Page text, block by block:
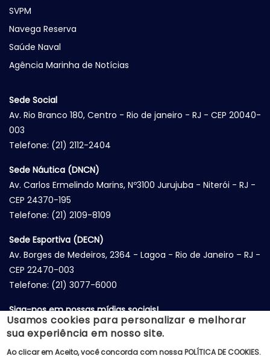
SVPM
Navega Reserva
Saúde Naval
Agência Marinha de Notícias
Sede Social
Av. Rio Branco 180, Centro - Rio de janeiro - RJ - CEP 20040-
003
Telefone: (21) 2112-2404
Sede Náutica (DNCN)
Av. Carlos Ermelindo Marins, Nº3100 Jurujuba - Niterói - RJ -
CEP 24370-195
Telefone: (21) 2109-8109
Sede Esportiva (DECN)
Av. Borges de Medeiros, 2364 - Lagoa - Rio de Janeiro – RJ -
CEP 22470-003
Telefone: (21) 3077-6000
Siga-nos em nossas mídias sociais!
Usamos cookies para personalizar e melhorar
sua experiência em nosso site.
Ao clicar em Aceito, você concorda com nossaPOLÍTICA DE COOKIES.